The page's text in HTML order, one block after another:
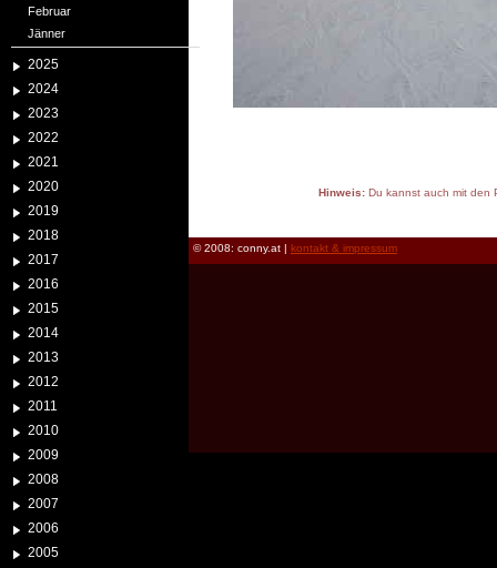
Februar
Jänner
2025
2024
2023
2022
2021
2020
2019
2018
2017
2016
2015
2014
2013
2012
2011
2010
2009
2008
2007
2006
2005
Hinweis:Du kannst auch mit den
© 2008: conny.at | kontakt & impressum